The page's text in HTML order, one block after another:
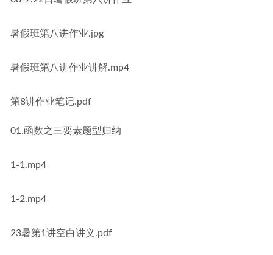
暑假班第八讲作业.jpg
暑假班第八讲作业讲解.mp4
第8讲作业笔记.pdf
01.函数之三要素题型归纳
1-1.mp4
1-2.mp4
23暑第1讲空白讲义.pdf